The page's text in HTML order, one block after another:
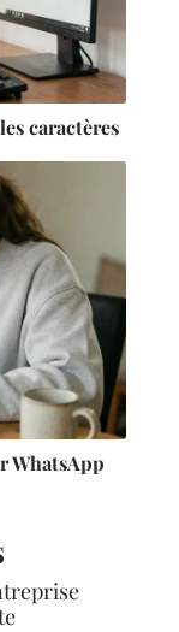
caractères
WhatsApp